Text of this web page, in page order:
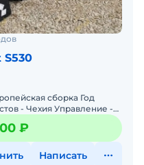
сборка Год
- Чехия Управление -
Цена с НДС 22%
₽
Написать